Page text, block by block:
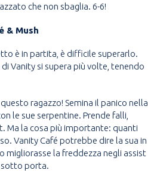
che non sbaglia. 6-6!
& Mush
è in partita, è difficile superarlo.
Vanity si supera più volte, tenendo
ragazzo! Semina il panico nella
le sue serpentine. Prende falli,
Ma la cosa più importante: quanti
Vanity Café potrebbe dire la sua in
migliorasse la freddezza negli assist
sotto porta.